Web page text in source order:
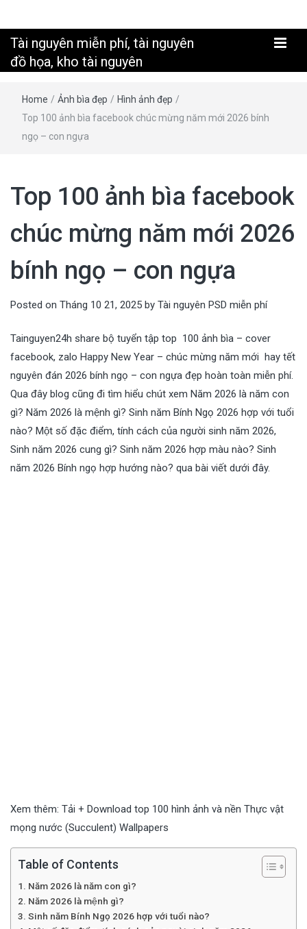
Tài nguyên miễn phí, tài nguyên
đồ họa, kho tài nguyên
Home / Ảnh bìa đẹp / Hình ảnh đẹp /
Top 100 ảnh bìa facebook chúc mừng năm mới 2026 bính
ngọ – con ngựa
Top 100 ảnh bìa facebook
chúc mừng năm mới 2026
bính ngọ – con ngựa
Posted on Tháng 10 21, 2025 by Tài nguyên PSD miễn phí
Tainguyen24h share bộ tuyển tập top 100 ảnh bìa – cover
facebook, zalo Happy New Year – chúc mừng năm mới hay tết
nguyên đán 2026 bính ngọ – con ngựa đẹp hoàn toàn miễn phí.
Qua đây blog cũng đi tìm hiểu chút xem Năm 2026 là năm con
gì? Năm 2026 là mệnh gì? Sinh năm Bính Ngọ 2026 hợp với tuổi
nào? Một số đặc điểm, tính cách của người sinh năm 2026,
Sinh năm 2026 cung gì? Sinh năm 2026 hợp màu nào? Sinh
năm 2026 Bính ngọ hợp hướng nào? qua bài viết dưới đây.
Xem thêm: Tải + Download top 100 hình ảnh và nền Thực vật
mọng nước (Succulent) Wallpapers
Table of Contents
Năm 2026 là năm con gì?
Năm 2026 là mệnh gì?
Sinh năm Bính Ngọ 2026 hợp với tuổi nào?